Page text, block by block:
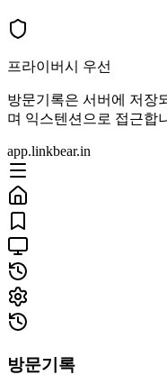
프라이버시 우선
방문기록은 서버에 저장
며 익스텐션으로 접근합
app.linkbear.in
방문기록